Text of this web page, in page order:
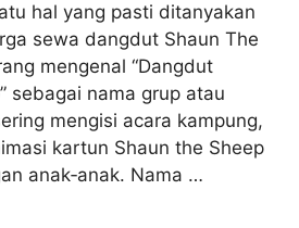
hal yang pasti ditanyakan
sewa dangdut Shaun The
mengenal “Dangdut
sebagai nama grup atau
mengisi acara kampung,
kartun Shaun the Sheep
anak‑anak. Nama …